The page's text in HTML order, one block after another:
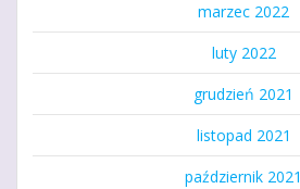
marzec 2022
luty 2022
grudzień 2021
listopad 2021
październik 2021